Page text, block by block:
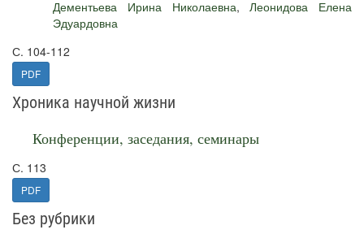
Дементьева Ирина Николаевна,Леонидова Елена
Эдуардовна
С. 104-112
PDF
Хроника научной жизни
Конференции, заседания, семинары
С. 113
PDF
Без рубрики